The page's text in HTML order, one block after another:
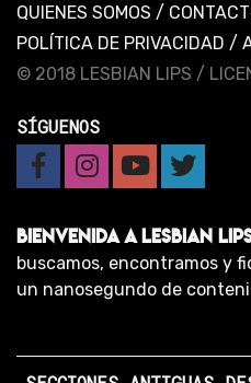
QUIENES SOMOS /
POLÍTICA DE PRIVACIDAD /
© 2018 LESBIAN LIPS /
SÍGUENOS
BIENVENIDA A LESBIAN
buscamos, encontramos y
un nanosegundo de